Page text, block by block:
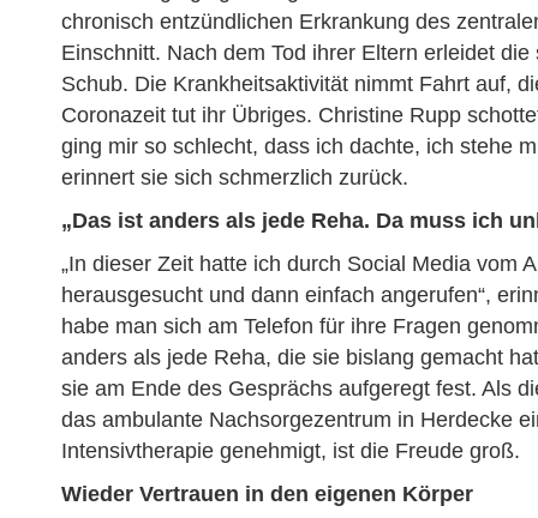
chronisch entzündlichen Erkrankung des
Einschnitt. Nach dem Tod ihrer Eltern erleidet
Schub. Die Krankheitsaktivität nimmt Fahrt auf,
Coronazeit tut ihr Übriges. Christine Rupp
ging mir so schlecht, dass ich dachte, ich stehe
erinnert sie sich schmerzlich zurück.
„Das ist anders als jede Reha. Da muss ich
„In dieser Zeit hatte ich durch Social Media vom
herausgesucht und dann einfach angerufen“,
habe man sich am Telefon für ihre Fragen
anders als jede Reha, die sie bislang gemacht
sie am Ende des Gesprächs aufgeregt fest. Als
das ambulante Nachsorgezentrum in Herdecke
Intensivtherapie genehmigt, ist die Freude groß.
Wieder Vertrauen in den eigenen Körper